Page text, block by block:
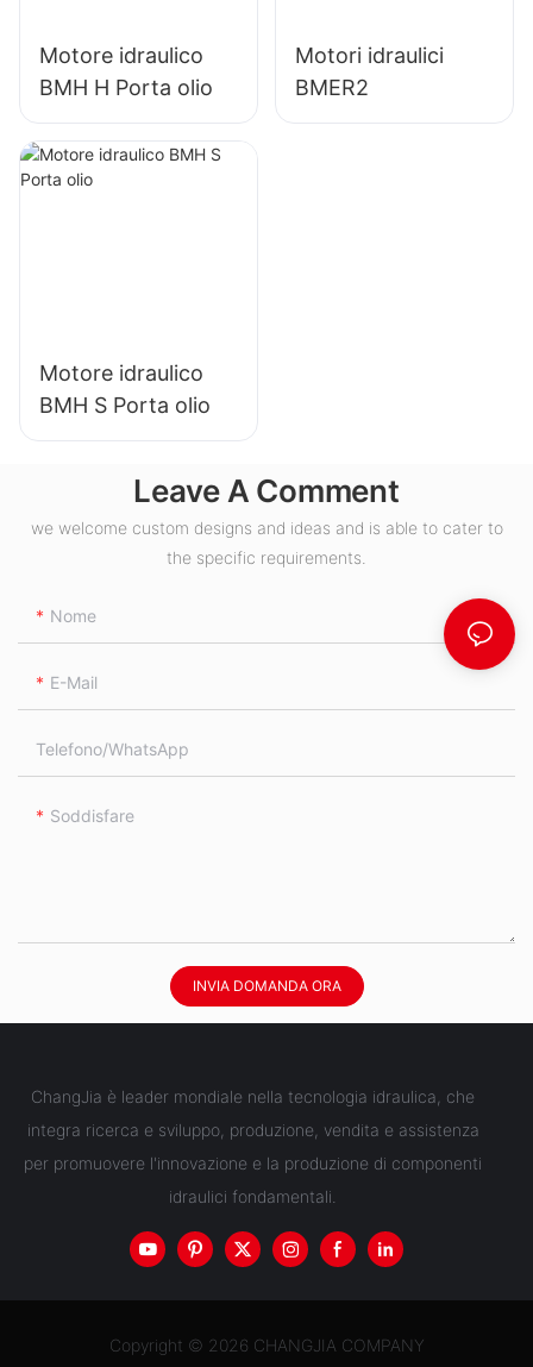
Motore idraulico
BMH H Porta olio
Motori idraulici
BMER2
Motore idraulico
BMH S Porta olio
Leave A Comment
we welcome custom designs and ideas and is able to cater to
the specific requirements.
Nome
E-Mail
Telefono/WhatsApp
Soddisfare
INVIA DOMANDA ORA
ChangJia è leader mondiale nella tecnologia idraulica, che
integra ricerca e sviluppo, produzione, vendita e assistenza
per promuovere l'innovazione e la produzione di componenti
idraulici fondamentali.
Copyright © 2026 CHANGJIA COMPANY